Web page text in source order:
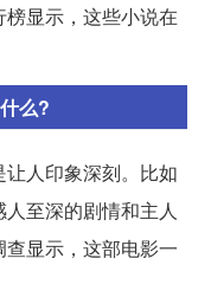
显示，这些小说在
么?
人印象深刻。比如
人至深的剧情和主人
显示，这部电影一